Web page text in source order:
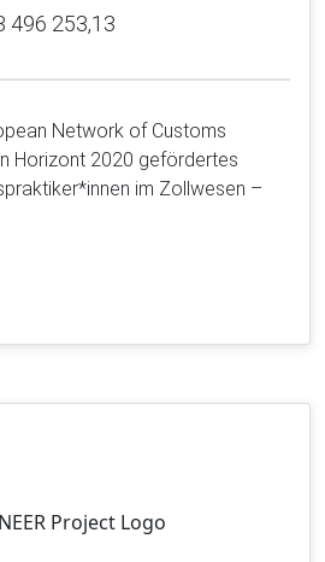
496 253,13
Network of Customs
Horizont 2020 gefördertes
im Zollwesen –